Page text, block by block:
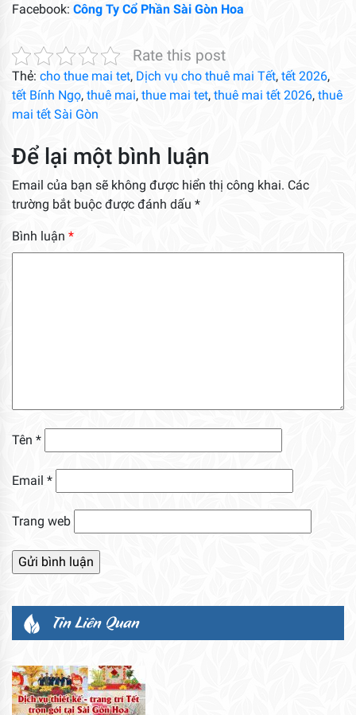
Facebook: Công Ty Cổ Phần Sài Gòn Hoa
Rate this post
Thẻ: cho thue mai tet, Dịch vụ cho thuê mai Tết, tết 2026,
tết Bính Ngọ, thuê mai, thue mai tet, thuê mai tết 2026, thuê
mai tết Sài Gòn
Để lại một bình luận
Email của bạn sẽ không được hiển thị công khai. Các
trường bắt buộc được đánh dấu *
Bình luận *
Tên *
Email *
Trang web
Tin Liên Quan